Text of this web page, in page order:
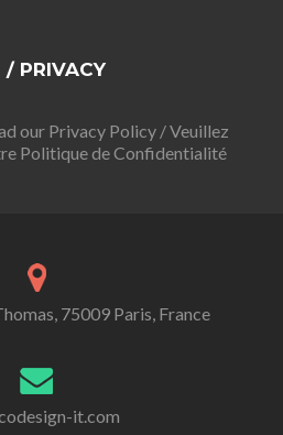
/ PRIVACY
our Privacy Policy / Veuillez
Politique de Confidentialité
75009 Paris, France
it.com